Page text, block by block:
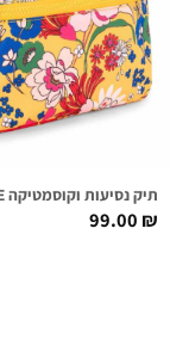
תיק נסיעות וקוסמטיקה SUPERBLOOM SUNSHINE
99.00₪